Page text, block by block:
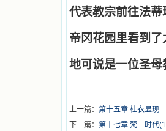
代表教宗前往法
帝冈花园里看到
地可说是一位圣母
上一篇： 第十五章 杜衣显现
下一篇： 第十七章 梵二时代